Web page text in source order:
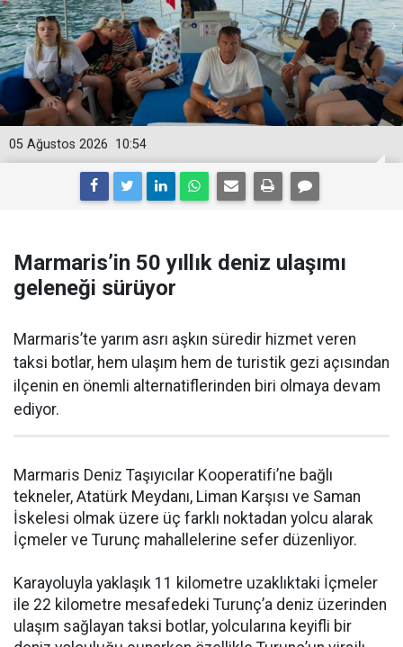
10:54
05 Ağustos 2026
Marmaris’in 50 yıllık deniz ulaşımı
geleneği sürüyor
Marmaris’te yarım asrı aşkın süredir hizmet veren
taksi botlar, hem ulaşım hem de turistik gezi açısından
ilçenin en önemli alternatiflerinden biri olmaya devam
ediyor.
Marmaris Deniz Taşıyıcılar Kooperatifi’ne bağlı
tekneler, Atatürk Meydanı, Liman Karşısı ve Saman
İskelesi olmak üzere üç farklı noktadan yolcu alarak
İçmeler ve Turunç mahallelerine sefer düzenliyor.
Karayoluyla yaklaşık 11 kilometre uzaklıktaki İçmeler
ile 22 kilometre mesafedeki Turunç’a deniz üzerinden
ulaşım sağlayan taksi botlar, yolcularına keyifli bir